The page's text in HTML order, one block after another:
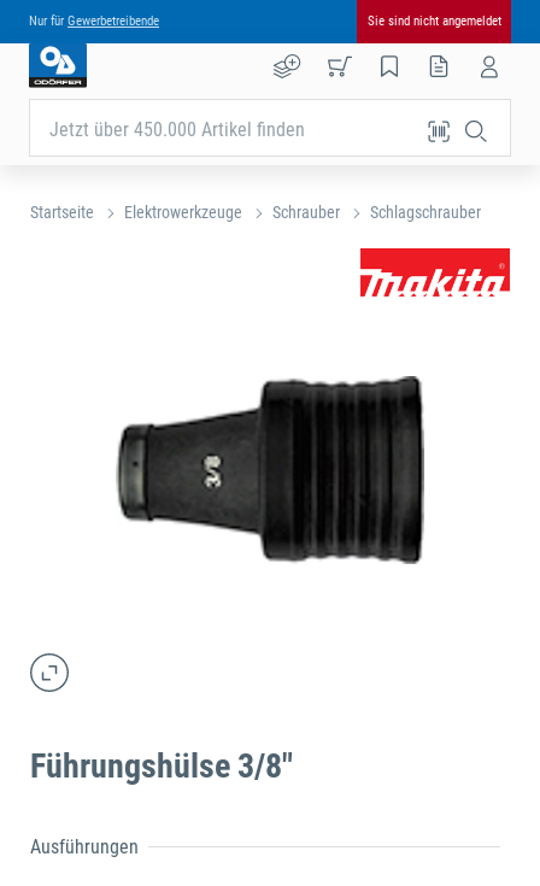
Nur für Gewerbetreibende Sie sind nicht angemeldet
Jetzt über 450.000 Artikel finden
Startseite Elektrowerkzeuge Schrauber Schlagschrauber
Führungshülse 3/8"
Ausführungen